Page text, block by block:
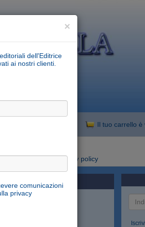
×
dell'Editrice
ai nostri clienti.
comunicazioni
privacy
Il tuo carrello è
Privacy policy
cm